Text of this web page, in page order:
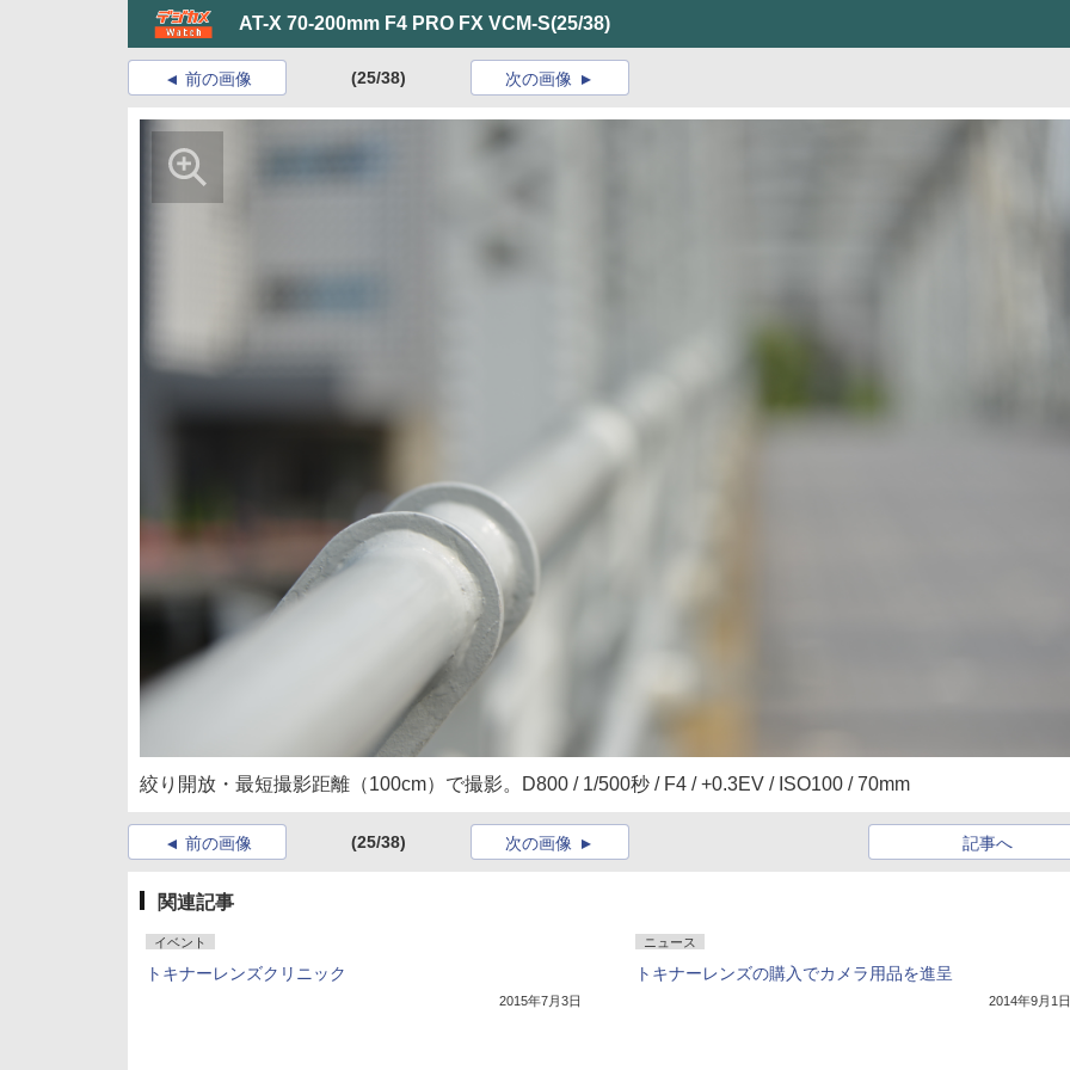
AT-X 70-200mm F4 PRO FX VCM-S(25/38)
前の画像 (25/38) 次の画像
絞り開放・最短撮影距離（100cm）で撮影。D800 / 1/500秒 / F4 / +0.3EV / ISO100 / 70mm
前の画像 (25/38) 記事へ
次の画像
関連記事
イベント
トキナーレンズクリニック
2015年7月3日
ニュース
トキナーレンズの購入でカメラ用品を進呈
2014年9月1日